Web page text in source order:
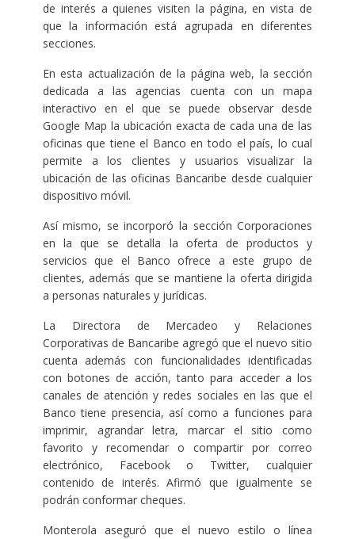
de interés a quienes visiten la página, en vista de
que la información está agrupada en diferentes
secciones.
En esta actualización de la página web, la sección
dedicada a las agencias cuenta con un mapa
interactivo en el que se puede observar desde
Google Map la ubicación exacta de cada una de las
oficinas que tiene el Banco en todo el país, lo cual
permite a los clientes y usuarios visualizar la
ubicación de las oficinas Bancaribe desde cualquier
dispositivo móvil.
Así mismo, se incorporó la sección Corporaciones
en la que se detalla la oferta de productos y
servicios que el Banco ofrece a este grupo de
clientes, además que se mantiene la oferta dirigida
a personas naturales y jurídicas.
La Directora de Mercadeo y Relaciones
Corporativas de Bancaribe agregó que el nuevo sitio
cuenta además con funcionalidades identificadas
con botones de acción, tanto para acceder a los
canales de atención y redes sociales en las que el
Banco tiene presencia, así como a funciones para
imprimir, agrandar letra, marcar el sitio como
favorito y recomendar o compartir por correo
electrónico, Facebook o Twitter, cualquier
contenido de interés. Afirmó que igualmente se
podrán conformar cheques.
Monterola aseguró que el nuevo estilo o línea